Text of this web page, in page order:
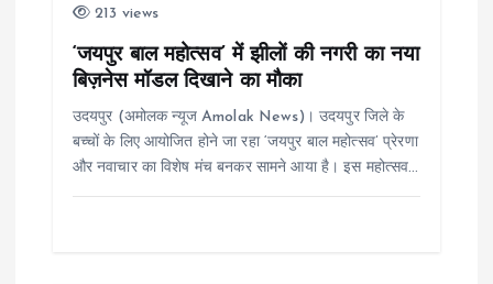
213 views
‘जयपुर बाल महोत्सव’ में झीलों की नगरी का नया
बिज़नेस मॉडल दिखाने का मौका
उदयपुर (अमोलक न्यूज Amolak News)। उदयपुर जिले के
बच्चों के लिए आयोजित होने जा रहा ‘जयपुर बाल महोत्सव’ प्रेरणा
और नवाचार का विशेष मंच बनकर सामने आया है। इस महोत्सव…